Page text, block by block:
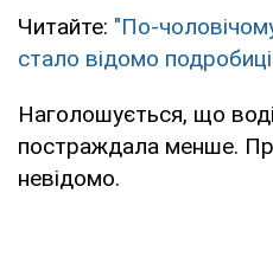
Читайте: "По-
стало відомо
Наголошується, що
постраждала менше.
невідомо.